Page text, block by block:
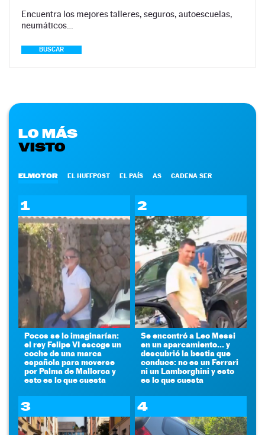
Encuentra los mejores talleres, seguros, autoescuelas,
neumáticos…
BUSCAR
LO MÁS
VISTO
ELMOTOR EL HUFFPOST EL PAÍS AS CADENA SER
1
Pocos se lo imaginarían:
el rey Felipe VI escoge un
coche de una marca
española para moverse
por Palma de Mallorca y
esto es lo que cuesta
2
Se encontró a Leo Messi
en un aparcamiento... y
descubrió la bestia que
conduce: no es un Ferrari
ni un Lamborghini y esto
es lo que cuesta
3 4